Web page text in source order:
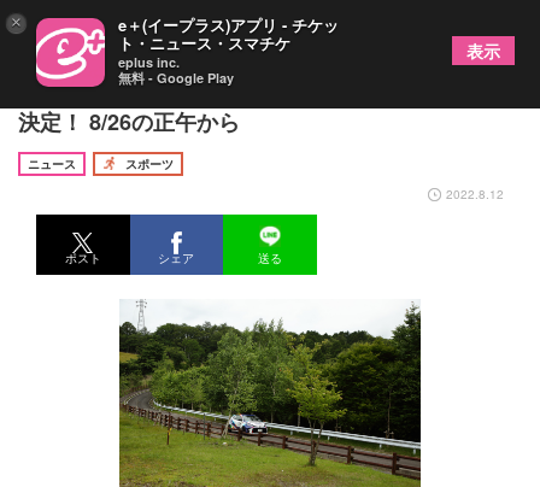
『ラリージャパン』のSS観戦チケットが追加販売
決定！ 8/26の正午から
ニュース
スポーツ
2022.8.12
ポスト シェア 送る
× e＋(イープラス)アプリ - チケッ
ト・ニュース・スマチケ
eplus inc.
無料 - Google Play
表示